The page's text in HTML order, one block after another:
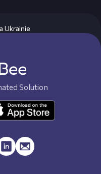
Ukrainie
Solution